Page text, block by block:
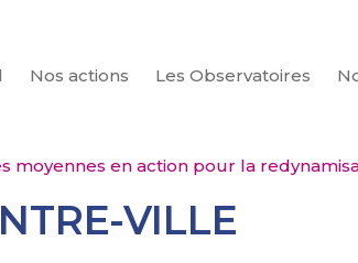
Nos actions Les Observatoires
CHERCHER
moyennes en action pour la
VILLE